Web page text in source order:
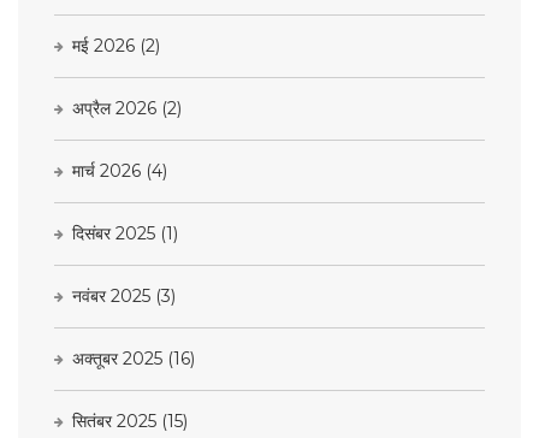
मई 2026 (2)
अप्रैल 2026 (2)
मार्च 2026 (4)
दिसंबर 2025 (1)
नवंबर 2025 (3)
अक्तूबर 2025 (16)
सितंबर 2025 (15)